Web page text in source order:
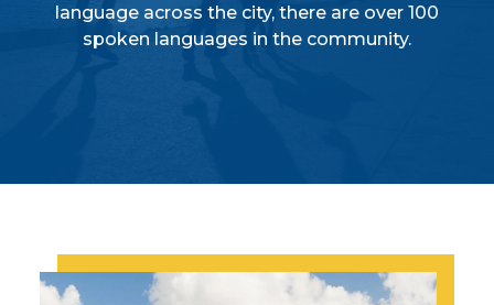
language across the city, there are over 100
spoken languages in the community.